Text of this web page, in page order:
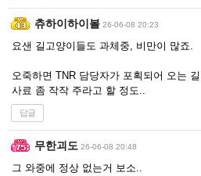
츄하이하이볼 26-06-08 20:23
요샌 길고양이들도 과체중, 비만이 많죠.
오죽하면 TNR 담당자가 포획되어 오는
사료 좀 작작 주라고 할 정도..
답글
무한괴도 26-06-08 20:48
그 와중에 정상 없는거 보소..